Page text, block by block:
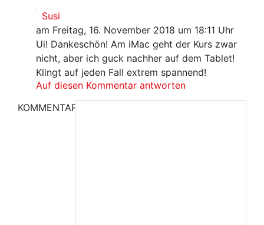
Susi
am Freitag, 16. November 2018 um 18:11 Uhr
Ui! Dankeschön! Am iMac geht der Kurs zwar
nicht, aber ich guck nachher auf dem Tablet!
Klingt auf jeden Fall extrem spannend!
Auf diesen Kommentar antworten
KOMMENTAR